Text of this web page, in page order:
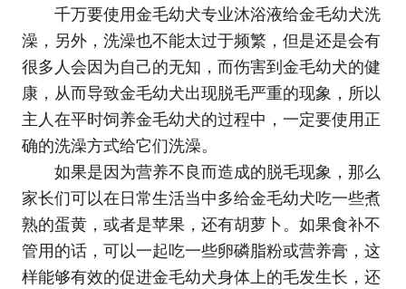
千万要使用金毛幼犬专业沐浴液给金毛幼犬洗
澡，另外，洗澡也不能太过于频繁，但是还是会有
很多人会因为自己的无知，而伤害到金毛幼犬的健
康，从而导致金毛幼犬出现脱毛严重的现象，所以
主人在平时饲养金毛幼犬的过程中，一定要使用正
确的洗澡方式给它们洗澡。
如果是因为营养不良而造成的脱毛现象，那么
家长们可以在日常生活当中多给金毛幼犬吃一些煮
熟的蛋黄，或者是苹果，还有胡萝卜。如果食补不
管用的话，可以一起吃一些卵磷脂粉或营养膏，这
样能够有效的促进金毛幼犬身体上的毛发生长，还